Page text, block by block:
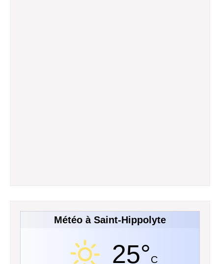
Météo à Saint-Hippolyte
25°C